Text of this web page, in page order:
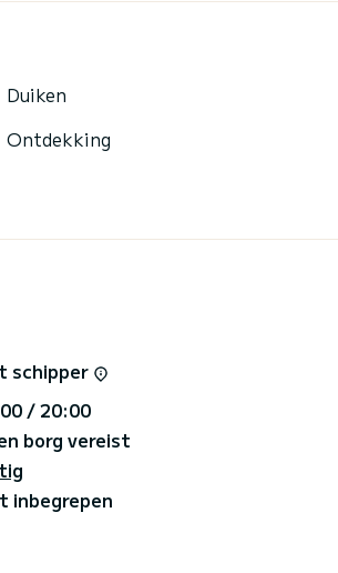
met gasoven en een ruime
biedt en van alle activiteiten die wij
van onze opties.
Duiken
Ontdekking
schipper
/ 20:00
borg vereist
inbegrepen